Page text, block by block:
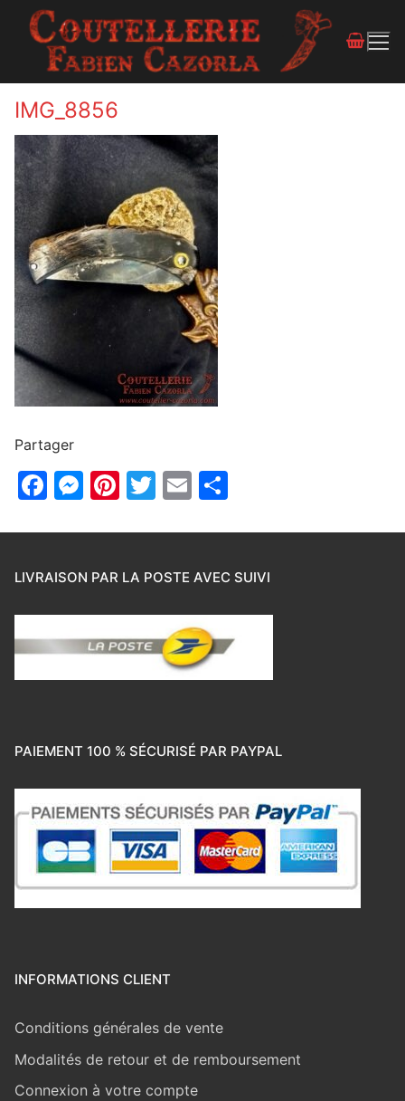
IMG_8856
Partager
Facebook
Messenger
Pinterest
Twitter
Email
LIVRAISON PAR LA POSTE AVEC SUIVI
PAIEMENT 100 % SÉCURISÉ PAR PAYPAL
INFORMATIONS CLIENT
Conditions générales de vente
Modalités de retour et de remboursement
Connexion à votre compte